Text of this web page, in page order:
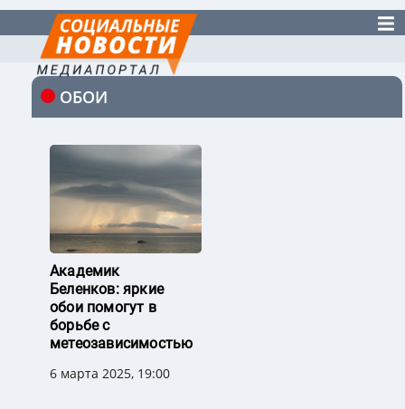
ОБОИ
Академик
Беленков: яркие
обои помогут в
борьбе с
метеозависимостью
6 марта 2025, 19:00